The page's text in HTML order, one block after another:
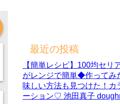
最近の投稿
【簡単レシピ】100均セリ
がレンジで簡単◆作ってみ
味しい方法も見つけた！カ
ーション♡ 池田真子